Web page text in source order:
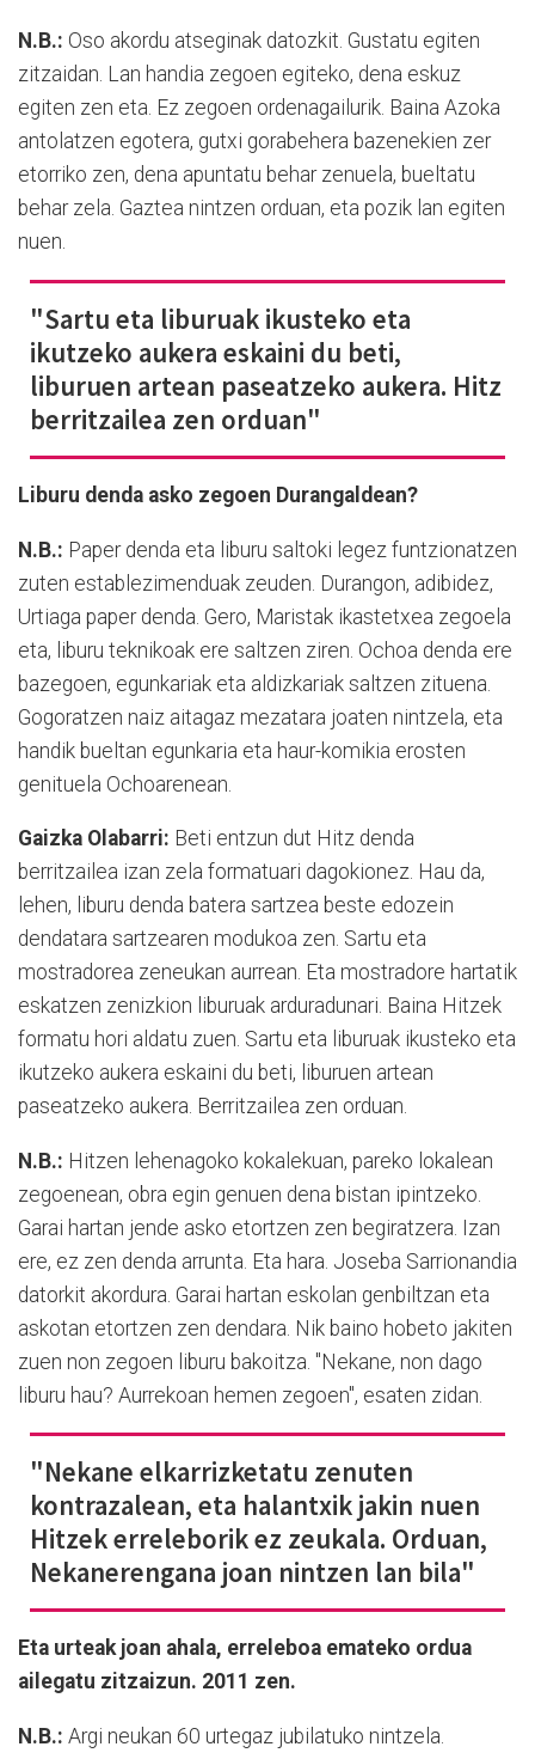
N.B.: Oso akordu atseginak datozkit. Gustatu egiten
zitzaidan. Lan handia zegoen egiteko, dena eskuz
egiten zen eta. Ez zegoen ordenagailurik. Baina Azoka
antolatzen egotera, gutxi gorabehera bazenekien zer
etorriko zen, dena apuntatu behar zenuela, bueltatu
behar zela. Gaztea nintzen orduan, eta pozik lan egiten
nuen.
"Sartu eta liburuak ikusteko eta
ikutzeko aukera eskaini du beti,
liburuen artean paseatzeko aukera. Hitz
berritzailea zen orduan"
Liburu denda asko zegoen Durangaldean?
N.B.: Paper denda eta liburu saltoki legez funtzionatzen
zuten establezimenduak zeuden. Durangon, adibidez,
Urtiaga paper denda. Gero, Maristak ikastetxea zegoela
eta, liburu teknikoak ere saltzen ziren. Ochoa denda ere
bazegoen, egunkariak eta aldizkariak saltzen zituena.
Gogoratzen naiz aitagaz mezatara joaten nintzela, eta
handik bueltan egunkaria eta haur-komikia erosten
genituela Ochoarenean
Gaizka Olabarri: Beti entzun dut Hitz denda
berritzailea izan zela formatuari dagokionez. Hau da,
lehen, liburu denda batera sartzea beste edozein
dendatara sartzearen modukoa zen. Sartu eta
mostradorea zeneukan aurrean. Eta mostradore hartatik
eskatzen zenizkion liburuak arduradunari. Baina Hitzek
formatu hori aldatu zuen. Sartu eta liburuak ikusteko eta
ikutzeko aukera eskaini du beti, liburuen artean
paseatzeko aukera. Berritzailea zen orduan.
N.B.: Hitzen lehenagoko kokalekuan, pareko lokalean
zegoenean, obra egin genuen dena bistan ipintzeko.
Garai hartan jende asko etortzen zen begiratzera. Izan
ere, ez zen denda arrunta. Eta hara. Joseba Sarrionandia
datorkit akordura. Garai hartan eskolan genbiltzan eta
askotan etortzen zen dendara. Nik baino hobeto jakiten
zuen non zegoen liburu bakoitza. "Nekane, non dago
liburu hau? Aurrekoan hemen zegoen", esaten zidan.
"Nekane elkarrizketatu zenuten
kontrazalean, eta halantxik jakin nuen
Hitzek erreleborik ez zeukala. Orduan,
Nekanerengana joan nintzen lan bila"
Eta urteak joan ahala, erreleboa emateko ordua
ailegatu zitzaizun. 2011 zen.
N.B.: Argi neukan 60 urtegaz jubilatuko nintzela.